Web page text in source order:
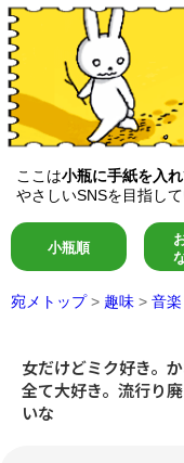
ここは小瓶に手紙を入
やさしいSNSを目指して
小瓶順
宛メトップ > 趣味 > 音楽
女だけどミク好き。
全て大好き。流行り
いな